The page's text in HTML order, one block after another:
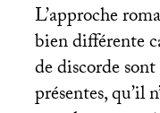
L’approche
bien différente
de discorde
présentes, qu’il